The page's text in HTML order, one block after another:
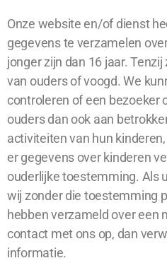
Onze website en/of dienst
gegevens te verzamelen
jonger zijn dan 16 jaar.
van ouders of voogd. We
controleren of een bezoeker
ouders dan ook aan
activiteiten van hun
er gegevens over kinderen
ouderlijke toestemming. Als
wij zonder die toestemming
hebben verzameld over een
contact met ons op, dan
informatie.